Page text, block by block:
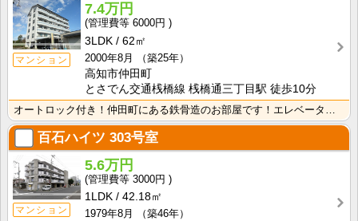
マンション
7.4万円
6000円
3LDK
62㎡
2000年8月
（築25年）
高知市仲田町
とさでん交通桟橋線 桟橋通三丁目駅 徒歩10分
百石ハイツ 303号室
マンション
5.6万円
3000円
1LDK
42.18㎡
1979年8月
（築46年）